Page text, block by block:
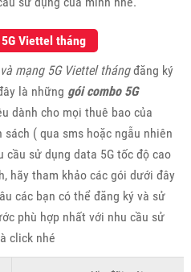
Viettel tháng
mạng 5G Viettel thángđăng ký
là những gói combo 5G
dành cho mọi thuê bao của
( qua sms hoặc ngẫu nhiên
cầu sử dụng data 5G tốc độ cao
hãy tham khảo các gói dưới đây
các bạn có thể đăng ký và sử
phù hợp nhất với nhu cầu sử
click nhé